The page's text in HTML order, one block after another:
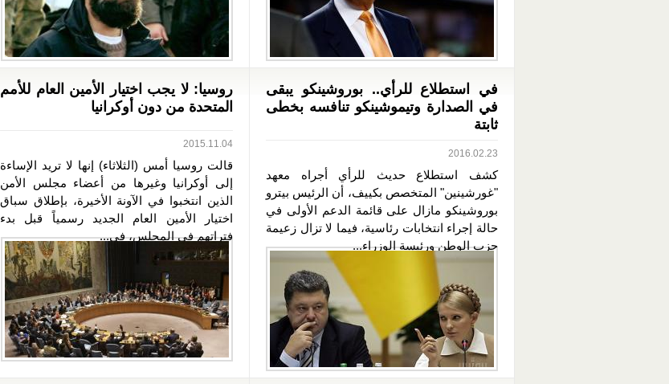
في استطلاع للرأي.. بوروشينكو يبقى
في الصدارة وتيموشينكو تنافسه بخطى
ثابتة
2016.02.23
كشف استطلاع حديث للرأي أجراه معهد
"غورشينين" المتخصص بكييف، أن الرئيس بيترو
بوروشينكو مازال على قائمة الدعم الأولى في
حالة إجراء انتخابات رئاسية، فيما لا تزال زعيمة
حزب الوطن ورئيسة الوزراء...
روسيا: لا يجب اختيار الأمين العام للأمم
المتحدة من دون أوكرانيا
2015.11.04
قالت روسيا أمس (الثلاثاء) إنها لا تريد الإساءة
إلى أوكرانيا وغيرها من أعضاء مجلس الأمن
الذين انتخبوا في الآونة الأخيرة، بإطلاق سباق
اختيار الأمين العام الجديد رسمياً قبل بدء
فتراتهم في المجلس، في...